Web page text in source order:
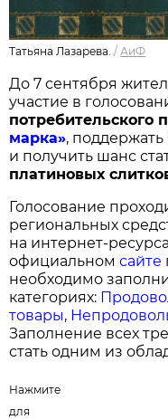
Татьяна Лазарева. /АиФ
До 7 сентября
участие в
потребительского
марка»,
и получить шанс
платиновых
Голосование
региональных
на интернет-
официальномсайте
необходимо
категориях:
товары,
Заполнение всех
стать одним из
Нажмите
для